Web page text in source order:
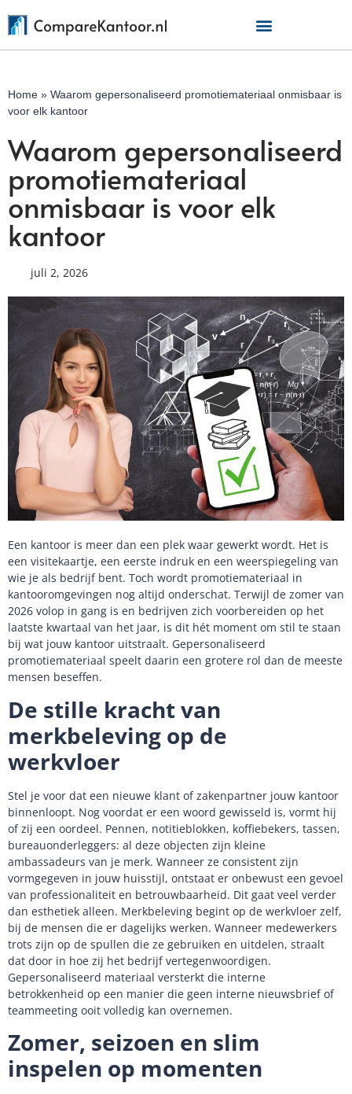
Home » Waarom gepersonaliseerd promotiemateriaal onmisbaar is
voor elk kantoor
Waarom gepersonaliseerd
promotiemateriaal
onmisbaar is voor elk
kantoor
juli 2, 2026
Een kantoor is meer dan een plek waar gewerkt wordt. Het is
een visitekaartje, een eerste indruk en een weerspiegeling van
wie je als bedrijf bent. Toch wordt promotiemateriaal in
kantooromgevingen nog altijd onderschat. Terwijl de zomer van
2026 volop in gang is en bedrijven zich voorbereiden op het
laatste kwartaal van het jaar, is dit hét moment om stil te staan
bij wat jouw kantoor uitstraalt. Gepersonaliseerd
promotiemateriaal speelt daarin een grotere rol dan de meeste
mensen beseffen.
De stille kracht van
merkbeleving op de
werkvloer
Stel je voor dat een nieuwe klant of zakenpartner jouw kantoor
binnenloopt. Nog voordat er een woord gewisseld is, vormt hij
of zij een oordeel. Pennen, notitieblokken, koffiebekers, tassen,
bureauonderleggers: al deze objecten zijn kleine
ambassadeurs van je merk. Wanneer ze consistent zijn
vormgegeven in jouw huisstijl, ontstaat er onbewust een gevoel
van professionaliteit en betrouwbaarheid. Dit gaat veel verder
dan esthetiek alleen. Merkbeleving begint op de werkvloer zelf,
bij de mensen die er dagelijks werken. Wanneer medewerkers
trots zijn op de spullen die ze gebruiken en uitdelen, straalt
dat door in hoe zij het bedrijf vertegenwoordigen.
Gepersonaliseerd materiaal versterkt die interne
betrokkenheid op een manier die geen interne nieuwsbrief of
teammeeting ooit volledig kan overnemen.
Zomer, seizoen en slim
inspelen op momenten